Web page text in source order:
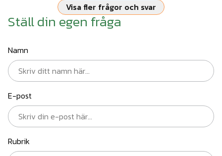
Visa fler frågor och svar
Ställ din egen fråga
Namn
E-post
Rubrik